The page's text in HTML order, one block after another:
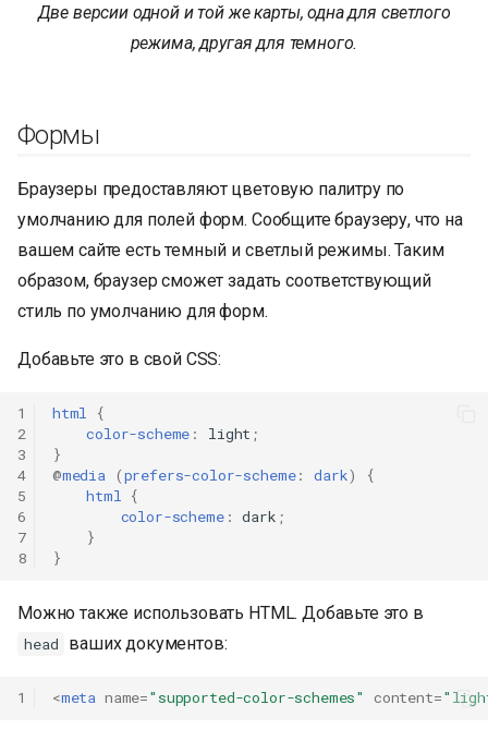
Две версии одной и той же карты, одна для светлого
режима, другая для темного.
Формы
Браузеры предоставляют цветовую палитру по
умолчанию для полей форм. Сообщите браузеру, что на
вашем сайте есть темный и светлый режимы. Таким
образом, браузер сможет задать соответствующий
стиль по умолчанию для форм.
Добавьте это в свой CSS:
1
2
3
4
5
6
7
8
html
{
color-scheme : light ;
}
@media (prefers-color-scheme: dark)
{
html {
color-scheme: dark ;
}
}
Можно также использовать HTML. Добавьте это в
head ваших документов:
1 <meta name="supported-color-schemes" content=